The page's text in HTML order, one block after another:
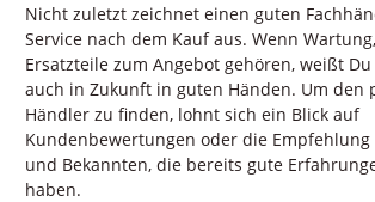
Nicht zuletzt zeichnet einen guten
Service nach dem Kauf aus. Wenn
Ersatzteile zum Angebot gehören, weißt Du
auch in Zukunft in guten Händen. Um den
Händler zu finden, lohnt sich ein Blick auf
Kundenbewertungen oder die Empfehlung
und Bekannten, die bereits gute
haben.